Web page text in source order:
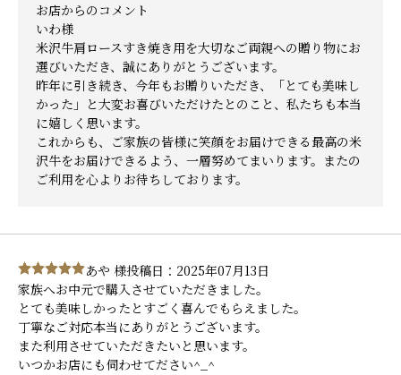
お店からのコメント
いわ様
米沢牛肩ロースすき焼き用を大切なご両親への贈り物にお
選びいただき、誠にありがとうございます。
昨年に引き続き、今年もお贈りいただき、「とても美味し
かった」と大変お喜びいただけたとのこと、私たちも本当
に嬉しく思います。
これからも、ご家族の皆様に笑顔をお届けできる最高の米
沢牛をお届けできるよう、一層努めてまいります。またの
ご利用を心よりお待ちしております。
あや 様投稿日：2025年07月13日
家族へお中元で購入させていただきました。
とても美味しかったとすごく喜んでもらえました。
丁寧なご対応本当にありがとうございます。
また利用させていただきたいと思います。
いつかお店にも伺わせてださい^_^